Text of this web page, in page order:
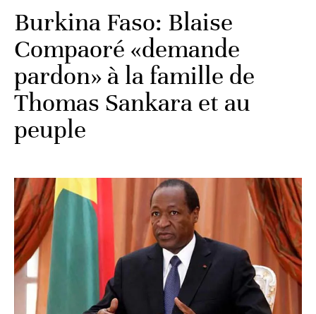
Burkina Faso: Blaise
Compaoré «demande
pardon» à la famille de
Thomas Sankara et au
peuple